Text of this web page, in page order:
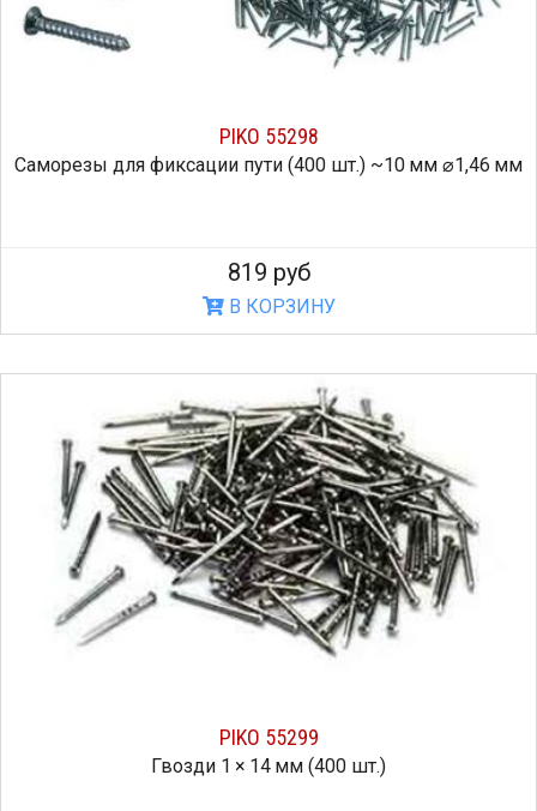
PIKO 55298
Саморезы для фиксации пути (400 шт.) ~10 мм ⌀1,46 мм
819 руб
В КОРЗИНУ
PIKO 55299
Гвозди 1 × 14 мм (400 шт.)